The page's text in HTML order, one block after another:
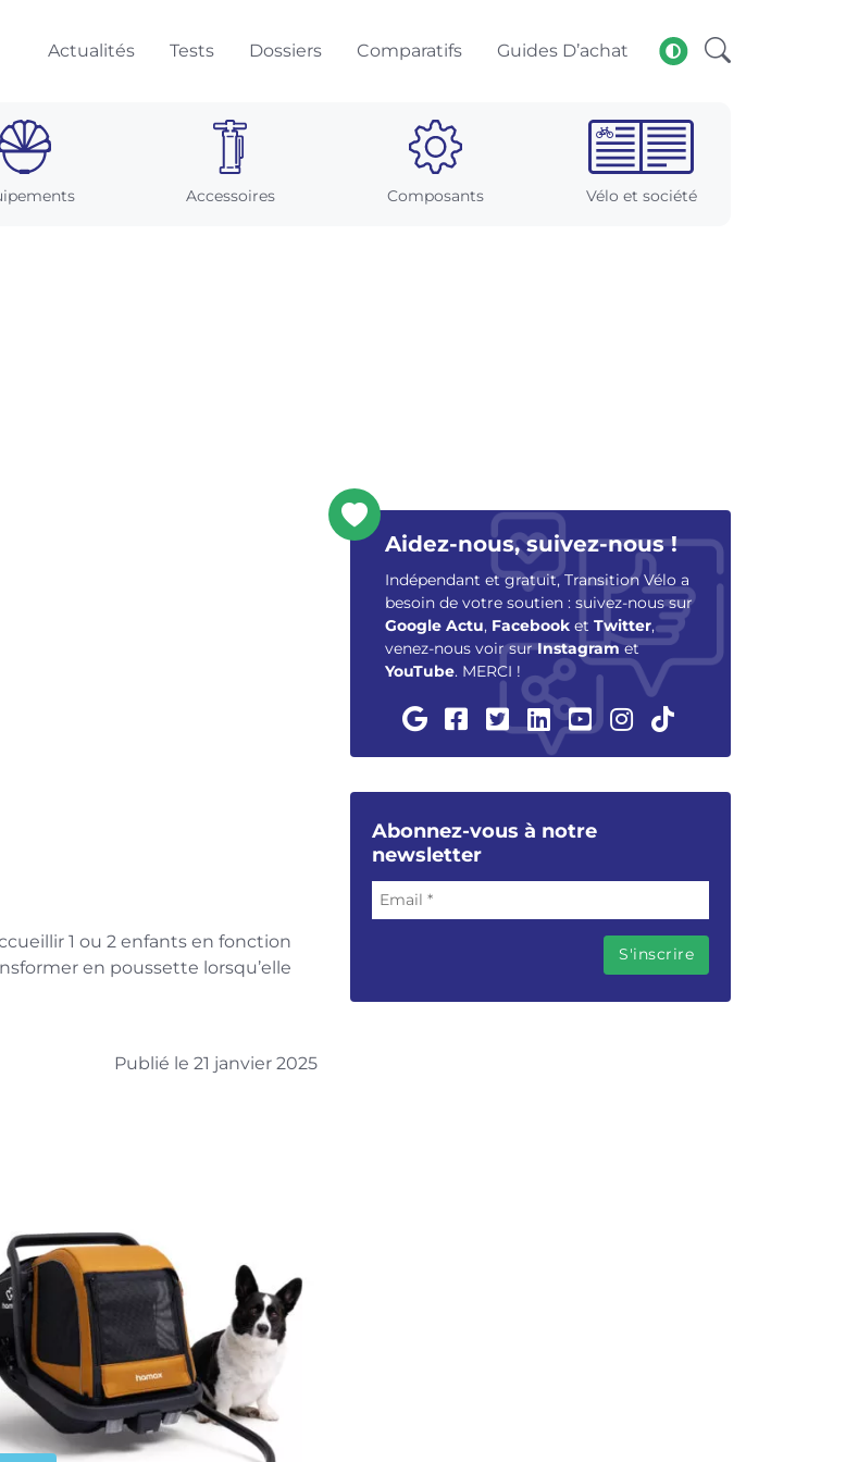
Actualités Tests Dossiers Comparatifs Guides D’achat
Accessoires Composants Vélo et société
1 ou 2 enfants en fonction
en poussette lorsqu’elle
Publié le 21 janvier 2025
Aidez-nous, suivez-nous !
Indépendant et gratuit, Transition Vélo a
besoin de votre soutien : suivez-nous sur
Google Actu, Facebook et Twitter,
venez-nous voir surInstagramet
YouTube. MERCI !
Abonnez-vous à notre
newsletter